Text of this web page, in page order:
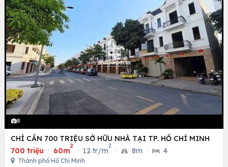
8
CHỈ CẦN 700 TRIỆU SỞ HỮU NHÀ TẠI TP. HỒ CHÍ MINH
700 triệu · 60m
2
· 12 tr/m
2
· 8m · 4
Thành phố Hồ Chí Minh